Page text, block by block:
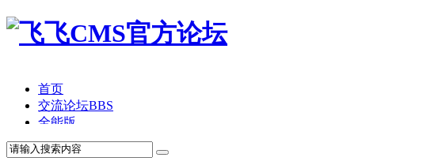
首页
交流论坛BBS
全能版
TV版
产品价格